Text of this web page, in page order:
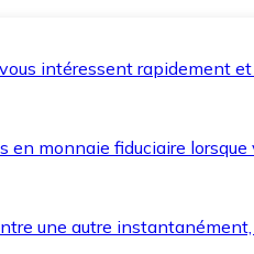
intéressent rapidement
monnaie fiduciaire lorsque
une autre